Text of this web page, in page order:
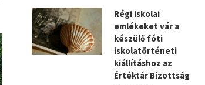
Régi iskolai
emlékeket vár a
készülő fóti
iskolatörténeti
kiállításhoz az
Értéktár Bizottság